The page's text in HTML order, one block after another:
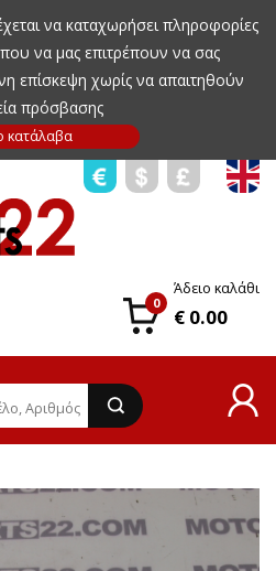
να καταχωρήσει πληροφορίες
να μας επιτρέπουν να σας
επίσκεψη χωρίς να απαιτηθούν
πρόσβασης
0
Άδειο καλάθι
€ 0.00